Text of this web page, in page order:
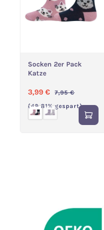
Socken 2er Pack
Katze
(Diese Option
Verkaufspreis:
3,99 € Regulärer Preis:
7,95 €
(49.81% gespart)